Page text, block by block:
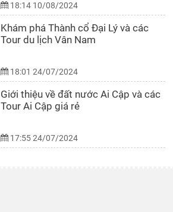
18:14 10/08/2024
Khám phá Thành cổ Đại Lý và các
Tour du lịch Vân Nam
18:01 24/07/2024
Giới thiệu về đất nước Ai Cập và các
Tour Ai Cập giá rẻ
17:55 24/07/2024